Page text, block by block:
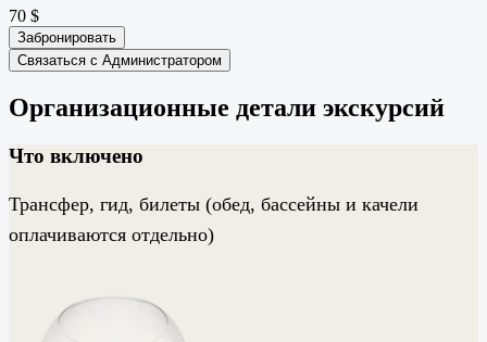
70 $
Забронировать
Связаться с Администратором
Организационные детали экскурсий
Что включено
Трансфер, гид, билеты (обед, бассейны и качели
оплачиваются отдельно)